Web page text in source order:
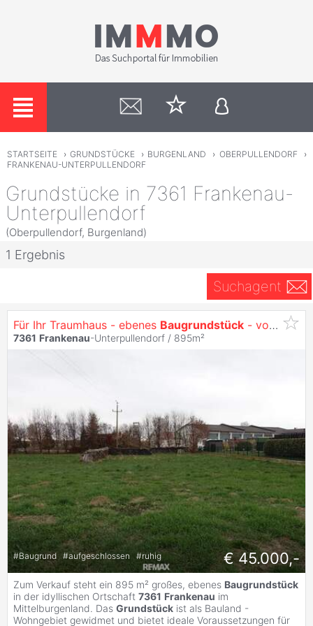
STARTSEITE › GRUNDSTÜCKE › BURGENLAND › OBERPULLENDORF
›
FRANKENAU-UNTERPULLENDORF
Grundstücke in 7361 Frankenau-
Unterpullendorf
(Oberpullendorf, Burgenland)
1 Ergebnis
Suchagent
Für Ihr Traumhaus - ebenes Baugrundstück - vollaufgeschlossen
7361 Frankenau-Unterpullendorf / 895m²
#Baugrund #aufgeschlossen #ruhig € 45.000,-
Zum Verkauf steht ein 895 m² großes, ebenes Baugrundstück
in der idyllischen Ortschaft 7361 Frankenau im
Mittelburgenland. Das Grundstück ist als Bauland -
Wohngebiet gewidmet und bietet ideale Voraussetzungen für